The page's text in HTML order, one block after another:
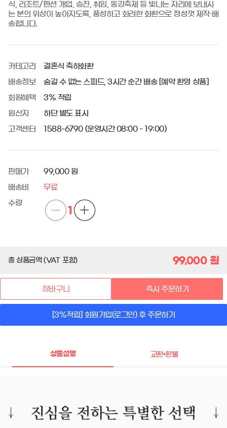
식, 리조트/펜션 개업, 승진, 취임, 동강축제 등 빛나는 자리에 보내시
는 분의 위상이 높아지도록, 풍성하고 화려한 화환으로 정성껏 제작·배
송합니다.
카테고리 결혼식 축하화환
배송정보 숨길 수 없는 스피드, 3시간 순간 배송 [예약 환영 상품]
회원혜택 3% 적립
원산지 하단 별도 표시
고객센터 1588-6790 (운영시간 08:00 - 19:00)
판매가 99,000 원
배송비 무료
수량
1
총 상품금액 (VAT 포함) 99,000원
장바구니 즉시 주문하기
[3%적립] 회원가입(로그인) 후 주문하기
상품설명 교환•환불